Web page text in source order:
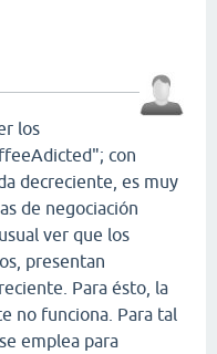
los
con
decreciente, es muy
de negociación
ver que los
presentan
Para ésto, la
no funciona. Para tal
emplea para